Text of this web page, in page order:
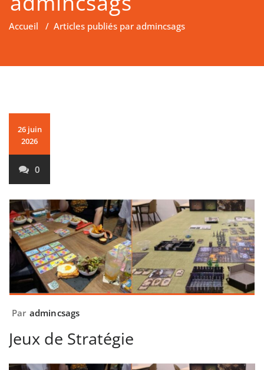
Accueil / Articles publiés par admincsags
26 juin
2026
0
Par admincsags
Jeux de Stratégie